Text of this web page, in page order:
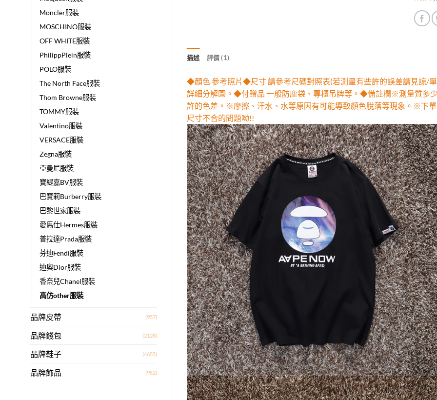
Moncler服裝
MOSCHINO服裝
OFF WHITE服裝
PhilippPlein服裝
POLO服裝
The North Face服裝
Thom Browne服裝
TOMMY服裝
Valentino服裝
VERSACE服裝
Zegna服裝
亞曼尼服裝
寶緹嘉BV服裝
巴寶莉Burberry服裝
巴黎世家服裝
愛馬仕Hermes服裝
普拉達Prada服裝
芬迪Fendi服裝
迪奧Dior服裝
香奈兒Chanel服裝
高仿other服裝
品牌皮帶 (957)
品牌錢包 (2128)
品牌鞋子 (4655)
品牌飾品 (952)
描述 評價 (1)
◆顏色 參考照片◆尺寸 請參考尺碼對照表(若測量有些許的誤差請見諒/
詳細分解圖。◆付贈品 一般防塵袋、專櫃吊牌等。◆備註欄※測量質多
許的色差。※摩擦、汗水、水等原因有可能導致顏色脫落等現象。※下
尺寸不合的問題呦!!